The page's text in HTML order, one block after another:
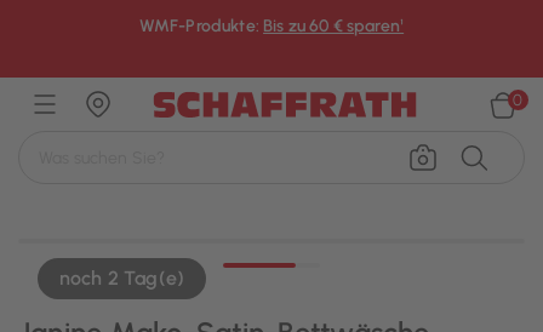
WMF-Produkte: Bis zu 60 € sparen¹
0
noch 2 Tag(e)